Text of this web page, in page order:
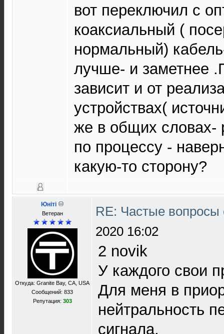
вот переключил с
коаксиальный (
нормальный)
лучше- и заметнее
зависит и от
устройствах(
же в общих словах-
по процессу -
какую-то сторону?
Юнiтi
Ветеран
Откуда: Granite Bay, CA, USA
Сообщений: 833
Репутация: 303
RE: Частые вопросы
2020 16:02
2 novik
У каждого свои
Для меня в
нейтральность
сигнала.